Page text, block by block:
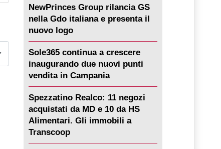
NewPrinces Group rilancia GS
nella Gdo italiana e presenta il
nuovo logo
Sole365 continua a crescere
inaugurando due nuovi punti
vendita in Campania
Spezzatino Realco: 11 negozi
acquistati da MD e 10 da HS
Alimentari. Gli immobili a
Transcoop